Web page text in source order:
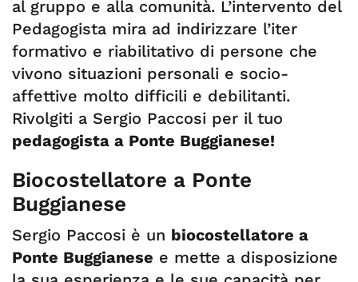
al gruppo e alla comunità. L’intervento del
Pedagogista mira ad indirizzare l’iter
formativo e riabilitativo di persone che
vivono situazioni personali e socio-
affettive molto difficili e debilitanti.
Rivolgiti a Sergio Paccosi per il tuo
pedagogista a Ponte Buggianese!
Biocostellatore a Ponte
Buggianese
Sergio Paccosi è un biocostellatore a
Ponte Buggianese e mette a disposizione